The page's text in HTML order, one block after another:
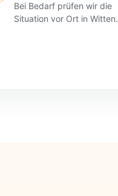
Bei Bedarf prüfen wir die
Situation vor Ort in Witten.